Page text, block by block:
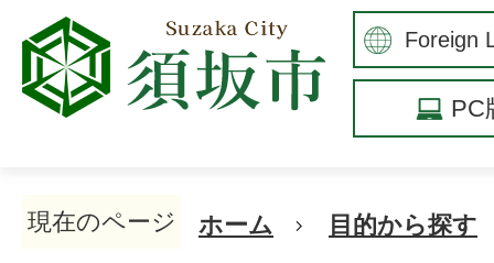
PC
現在のページ ホーム 目的から探す